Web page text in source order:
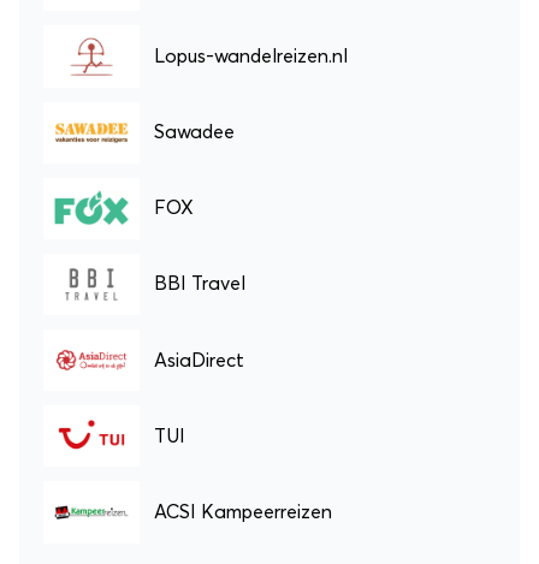
Lopus-wandelreizen.nl
Sawadee
FOX
BBI Travel
AsiaDirect
TUI
ACSI Kampeerreizen